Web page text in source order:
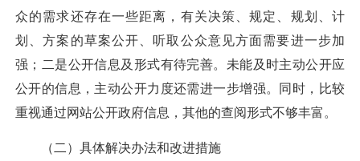
众的需求还存在一些距离，有关决策、规定、规划、计
划、方案的草案公开、听取公众意见方面需要进一步加
强；二是公开信息及形式有待完善。未能及时主动公开应
公开的信息，主动公开力度还需进一步增强。同时，比较
重视通过网站公开政府信息，其他的查阅形式不够丰富。
（二）具体解决办法和改进措施